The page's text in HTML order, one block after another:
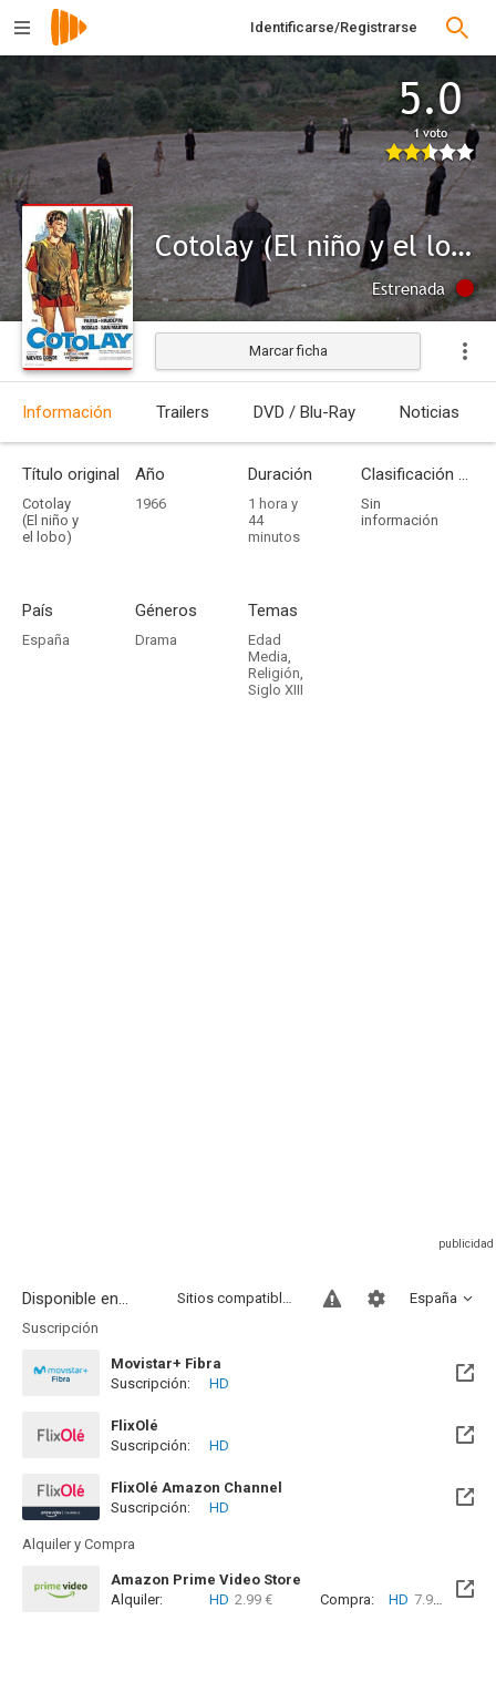
Identificarse/Registrarse
5.0
1 voto
Cotolay (El niño y el lobo)
Estrenada
Marcar ficha
Información Trailers DVD / Blu-Ray Noticias
Título original
Cotolay
(El niño y
el lobo)
Año
1966
Duración
1 hora y
44
minutos
Clasificación por edades
Sin
información
País
España
Géneros
Drama
Temas
Edad
Media,
Religión,
Siglo XIII
Disponible en... España
Sitios compatibles
Suscripción
Movistar+ Fibra
Disponible hasta el Vie, 01 Ene 2100 (Quedan 73 años)
Suscripción: HD
FlixOlé
Suscripción:
HD
FlixOlé Amazon Channel
Suscripción:
HD
Alquiler y Compra
Amazon Prime Video Store
Alquiler:
HD 2.99 € Compra: HD 7.99 €